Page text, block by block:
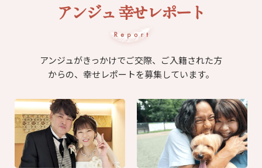
アンジュ 幸せレポート
アンジュがきっかけでご交際、ご入籍された方
からの、幸せレポートを募集しています。